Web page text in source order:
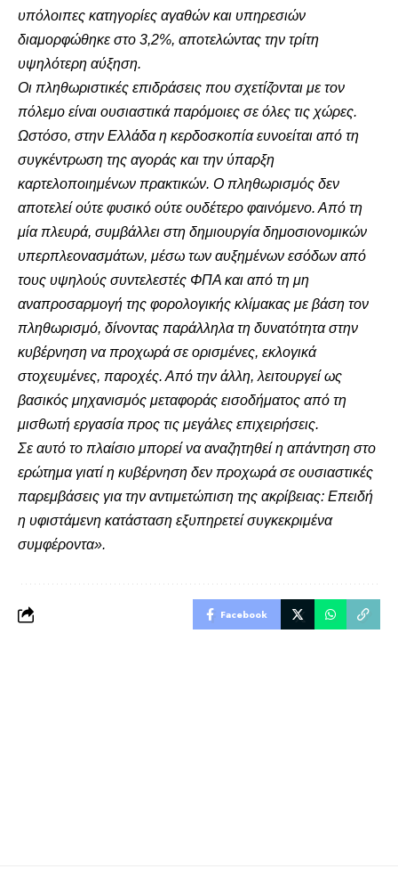
υπόλοιπες κατηγορίες αγαθών και υπηρεσιών
διαμορφώθηκε στο 3,2%, αποτελώντας την τρίτη
υψηλότερη αύξηση.
Οι πληθωριστικές επιδράσεις που σχετίζονται με τον
πόλεμο είναι ουσιαστικά παρόμοιες σε όλες τις χώρες.
Ωστόσο, στην Ελλάδα η κερδοσκοπία ευνοείται από τη
συγκέντρωση της αγοράς και την ύπαρξη
καρτελοποιημένων πρακτικών. Ο πληθωρισμός δεν
αποτελεί ούτε φυσικό ούτε ουδέτερο φαινόμενο. Από τη
μία πλευρά, συμβάλλει στη δημιουργία δημοσιονομικών
υπερπλεονασμάτων, μέσω των αυξημένων εσόδων από
τους υψηλούς συντελεστές ΦΠΑ και από τη μη
αναπροσαρμογή της φορολογικής κλίμακας με βάση τον
πληθωρισμό, δίνοντας παράλληλα τη δυνατότητα στην
κυβέρνηση να προχωρά σε ορισμένες, εκλογικά
στοχευμένες, παροχές. Από την άλλη, λειτουργεί ως
βασικός μηχανισμός μεταφοράς εισοδήματος από τη
μισθωτή εργασία προς τις μεγάλες επιχειρήσεις.
Σε αυτό το πλαίσιο μπορεί να αναζητηθεί η απάντηση στο
ερώτημα γιατί η κυβέρνηση δεν προχωρά σε ουσιαστικές
παρεμβάσεις για την αντιμετώπιση της ακρίβειας: Επειδή
η υφιστάμενη κατάσταση εξυπηρετεί συγκεκριμένα
συμφέροντα».
Facebook